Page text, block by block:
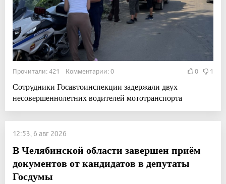
Прочитали: 421 Комментарии: 0 0 1
Сотрудники Госавтоинспекции задержали двух
несовершеннолетних водителей мототранспорта
12:53, 6 авг 2026
В Челябинской области завершен приём
документов от кандидатов в депутаты
Госдумы